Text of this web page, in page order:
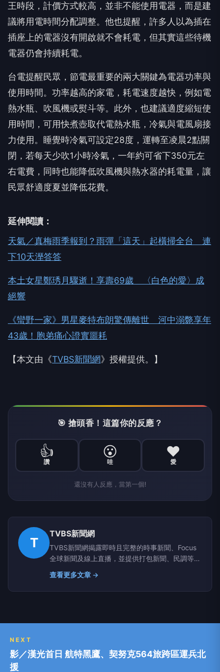
王時段，計價方式較高，並非不能使用電器，而是建
議將用電時間分配調整。他也提醒，許多人以為插在
插座上的電器沒有開啟就不會耗電，但其實這些待機
電器仍會持續耗電。
台電提醒民眾，節電最重要的兩大關鍵為電器功率與
使用時間。功率越高的家電，耗電速度越快，例如電
熱水瓶、吹風機或熨斗等。此外，也建議適度縮短使
用時間，可用快煮壺取代電熱水瓶，冷氣與電風扇接
力使用。睡覺時冷氣可設定28度，運轉至凌晨2點關
閉，若每天少吹1小時冷氣，一年約可省下350元左
右電費，同時也能降低吹風機與熱水器的耗電量，讓
民眾舒適度夏並降低花費。
延伸閱讀：
天氣／真梅雨季報到？雨彈「這天」起橫掃全台 連
下10天溼答答
本土女星鄭琇月驟逝！享壽69歲 〈白色的愛〉成
絕響
《蠻野一家》男星麥特布朗驚傳離世 河中溺斃享年
43歲！胞弟痛心證實噩耗
【本文由《TVBS新聞網》授權提供。】
🎯 搶頭香！這篇你的反應？
👍
讚
😮
哇
❤️
愛
還沒有人反應，當第一個!
T
TVBS新聞網
TVBS新聞網揭露即時且完整的時事新聞、Focus
全球新聞及線上直播，並提供打包新聞、民調等資
訊，展現兼具深度及廣度的新聞視野│TVBS 最值
得信賴的媒體
查看更多文章 →
NEXT
影／漢光首日 航特黑鷹、契努克564旅跨區運兵北
援